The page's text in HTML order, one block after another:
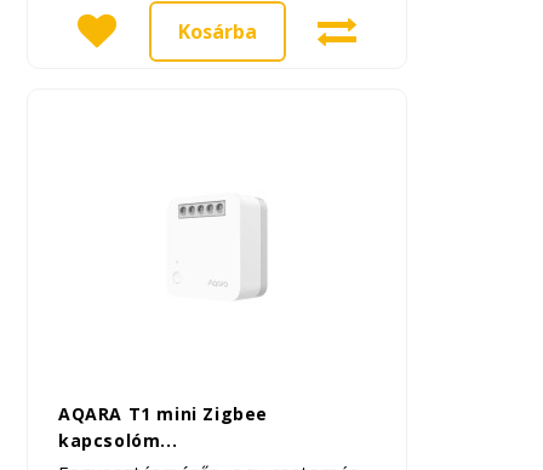
Kosárba
AQARA T1 mini Zigbee
kapcsolóm...